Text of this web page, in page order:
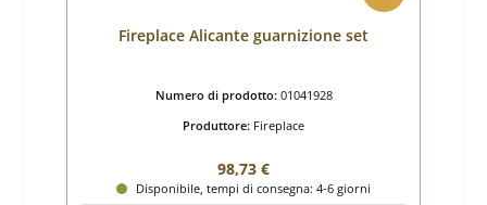
Fireplace Alicante guarnizione set
Numero di prodotto: 01041928
Produttore: Fireplace
Prezzo normale:
98,73 €
Disponibile, tempi di consegna: 4-6 giorni